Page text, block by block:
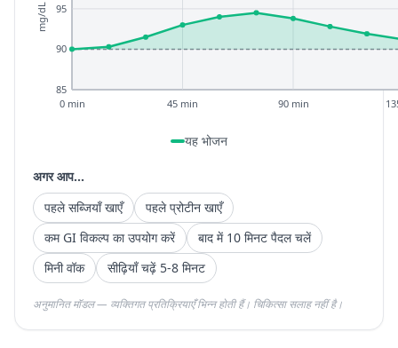
85
90
95
0 min 45 min 90 min
mg/dL
यह भोजन
अगर आप...
पहले सब्जियाँ खाएँ
पहले प्रोटीन खाएँ
कम GI विकल्प का उपयोग करें
बाद में 10 मिनट पैदल चलें
मिनी वॉक
सीढ़ियाँ चढ़ें 5-8 मिनट
अनुमानित मॉडल — व्यक्तिगत प्रतिक्रियाएँ भिन्न होती हैं। चिकित्सा सलाह नहीं है।